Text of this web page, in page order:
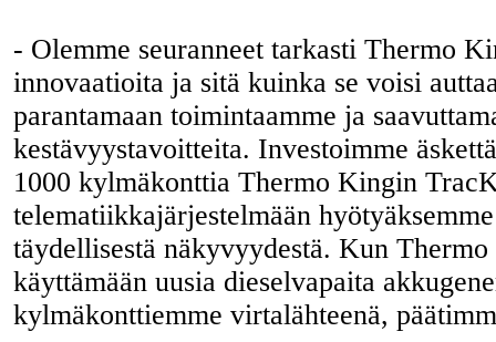
- Olemme seuranneet tarkasti Thermo
innovaatioita ja sitä kuinka se voisi
parantamaan toimintaamme ja
kestävyystavoitteita. Investoimme
1000 kylmäkonttia Thermo Kingin
telematiikkajärjestelmään
täydellisestä näkyvyydestä. Kun
käyttämään uusia dieselvapaita
kylmäkonttiemme virtalähteenä,